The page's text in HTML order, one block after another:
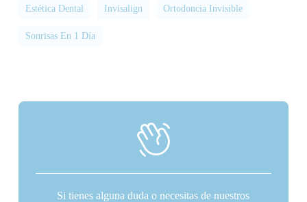
Estética Dental Invisalign Ortodoncia Invisible
Sonrisas En 1 Día
Si tienes alguna duda o necesitas de nuestros